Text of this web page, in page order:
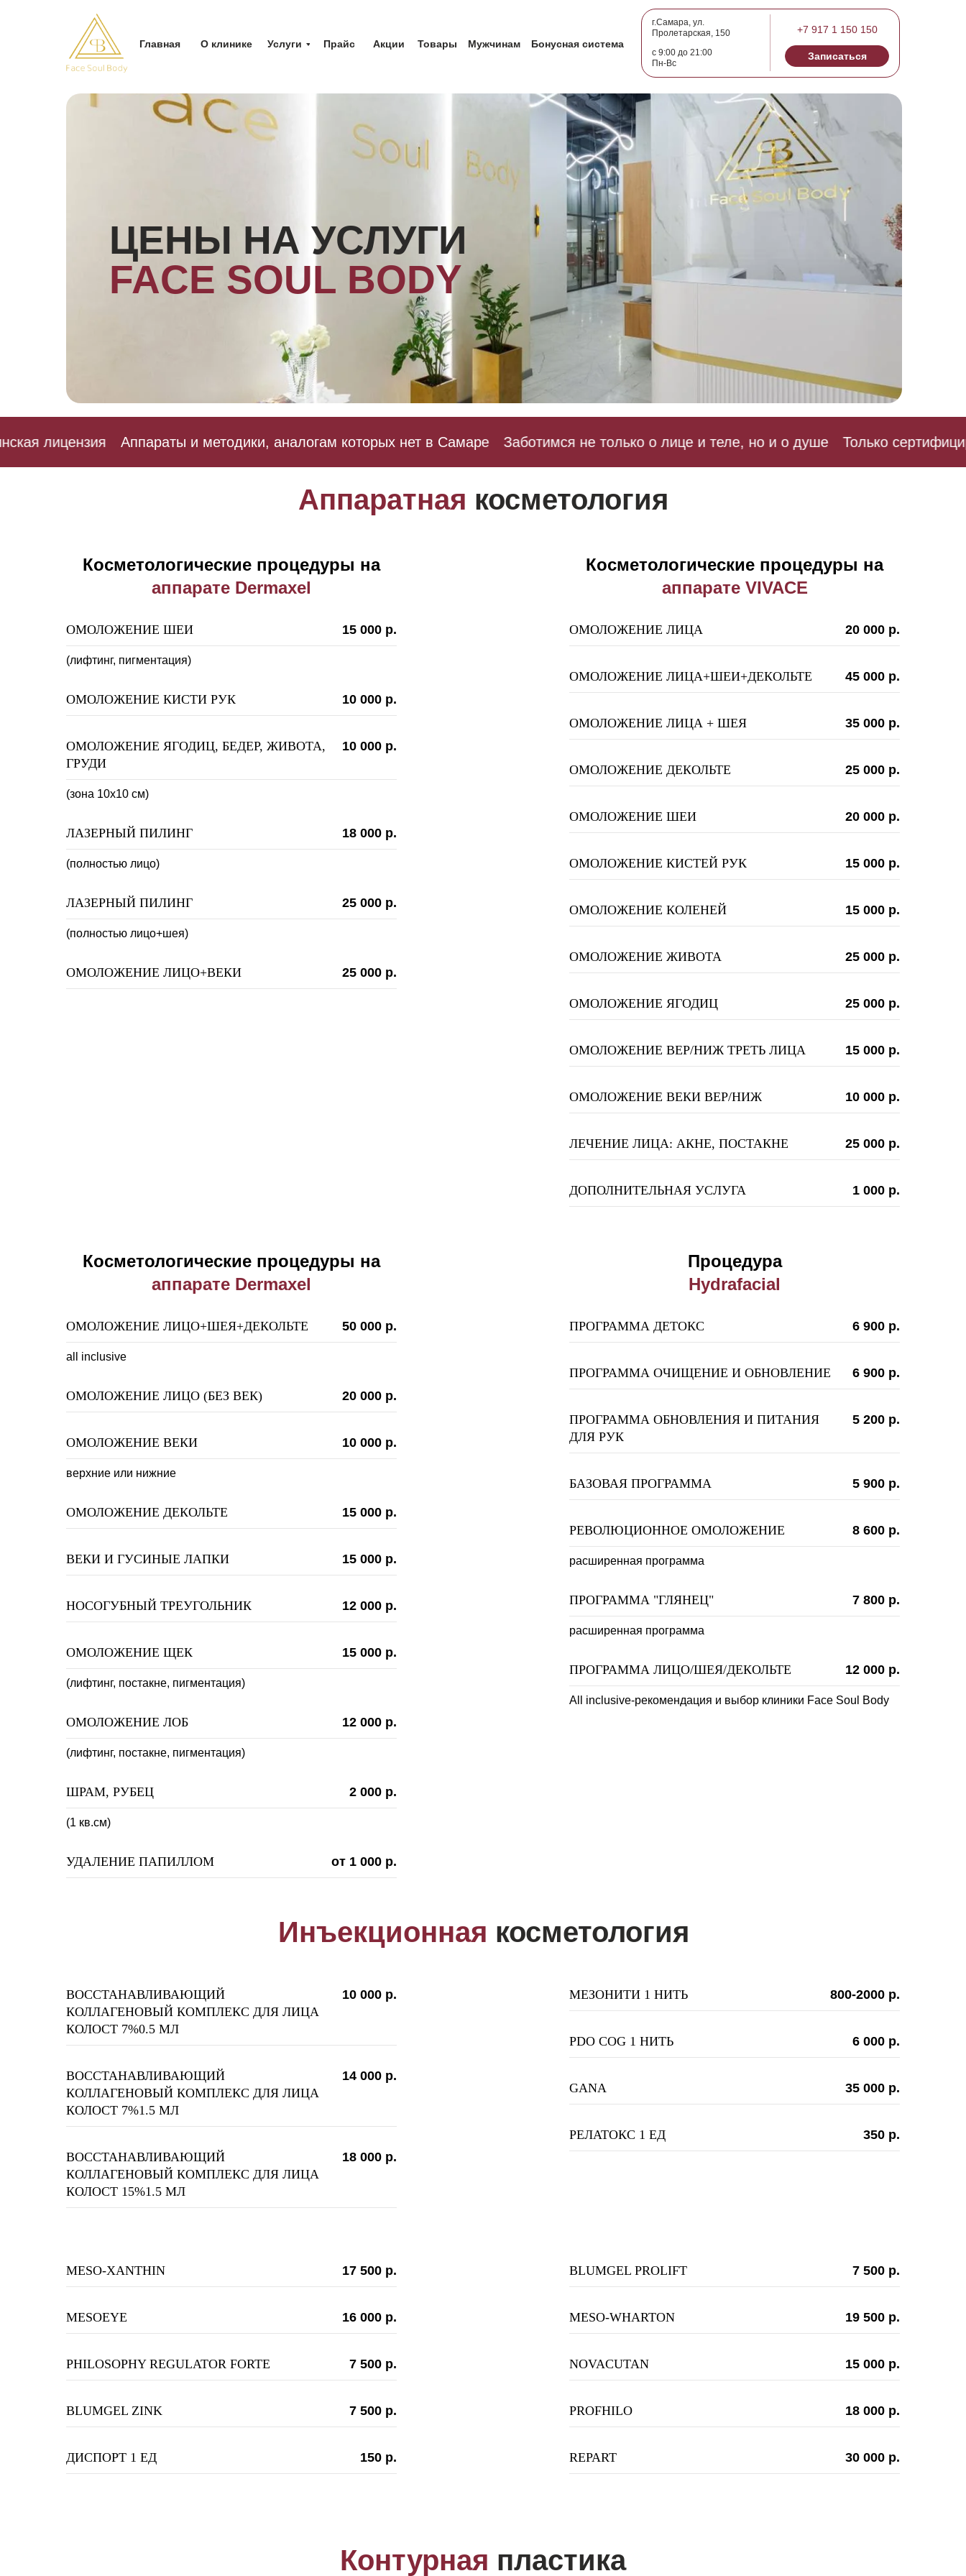
Главная О клинике Услуги Прайс Акции Товары Мужчинам Бонусная система
г.Самара, ул.
Пролетарская, 150
с 9:00 до 21:00
Пн-Вс
+7 917 1 150 150
Записаться
ЦЕНЫ НА УСЛУГИ
FAСЕ SOUL BODY
лицензия Аппараты и методики, аналогам которых нет в Самаре Заботимся не только о лице и теле, но и о душе Только
Аппаратная косметология
Косметологические процедуры на
аппарате Dermaxel
ОМОЛОЖЕНИЕ ШЕИ 15 000 р.
(лифтинг, пигментация)
ОМОЛОЖЕНИЕ КИСТИ РУК 10 000 р.
ОМОЛОЖЕНИЕ ЯГОДИЦ, БЕДЕР, ЖИВОТА,
ГРУДИ
10 000 р.
(зона 10х10 см)
ЛАЗЕРНЫЙ ПИЛИНГ 18 000 р.
(полностью лицо)
ЛАЗЕРНЫЙ ПИЛИНГ 25 000 р.
(полностью лицо+шея)
ОМОЛОЖЕНИЕ ЛИЦО+ВЕКИ 25 000 р.
Косметологические процедуры на
аппарате VIVACE
ОМОЛОЖЕНИЕ ЛИЦА 20 000 р.
ОМОЛОЖЕНИЕ ЛИЦА+ШЕИ+ДЕКОЛЬТЕ 45 000 р.
ОМОЛОЖЕНИЕ ЛИЦА + ШЕЯ 35 000 р.
ОМОЛОЖЕНИЕ ДЕКОЛЬТЕ 25 000 р.
ОМОЛОЖЕНИЕ ШЕИ 20 000 р.
ОМОЛОЖЕНИЕ КИСТЕЙ РУК 15 000 р.
ОМОЛОЖЕНИЕ КОЛЕНЕЙ 15 000 р.
ОМОЛОЖЕНИЕ ЖИВОТА 25 000 р.
ОМОЛОЖЕНИЕ ЯГОДИЦ 25 000 р.
ОМОЛОЖЕНИЕ ВЕР/НИЖ ТРЕТЬ ЛИЦА 15 000 р.
ОМОЛОЖЕНИЕ ВЕКИ ВЕР/НИЖ 10 000 р.
ЛЕЧЕНИЕ ЛИЦА: АКНЕ, ПОСТАКНЕ 25 000 р.
ДОПОЛНИТЕЛЬНАЯ УСЛУГА 1 000 р.
Косметологические процедуры на
аппарате Dermaxel
ОМОЛОЖЕНИЕ ЛИЦО+ШЕЯ+ДЕКОЛЬТЕ 50 000 р.
all inclusive
ОМОЛОЖЕНИЕ ЛИЦО (БЕЗ ВЕК) 20 000 р.
ОМОЛОЖЕНИЕ ВЕКИ 10 000 р.
верхние или нижние
ОМОЛОЖЕНИЕ ДЕКОЛЬТЕ 15 000 р.
ВЕКИ И ГУСИНЫЕ ЛАПКИ 15 000 р.
НОСОГУБНЫЙ ТРЕУГОЛЬНИК 12 000 р.
ОМОЛОЖЕНИЕ ЩЕК 15 000 р.
(лифтинг, постакне, пигментация)
ОМОЛОЖЕНИЕ ЛОБ 12 000 р.
(лифтинг, постакне, пигментация)
ШРАМ, РУБЕЦ 2 000 р.
(1 кв.см)
УДАЛЕНИЕ ПАПИЛЛОМ от 1 000 р.
Процедура
Hydrafacial
ПРОГРАММА ДЕТОКС 6 900 р.
ПРОГРАММА ОЧИЩЕНИЕ И ОБНОВЛЕНИЕ 6 900 р.
ПРОГРАММА ОБНОВЛЕНИЯ И ПИТАНИЯ
ДЛЯ РУК
5 200 р.
БАЗОВАЯ ПРОГРАММА 5 900 р.
РЕВОЛЮЦИОННОЕ ОМОЛОЖЕНИЕ 8 600 р.
расширенная программа
ПРОГРАММА "ГЛЯНЕЦ" 7 800 р.
расширенная программа
ПРОГРАММА ЛИЦО/ШЕЯ/ДЕКОЛЬТЕ 12 000 р.
All inclusive-рекомендация и выбор клиники Face Soul Body
Инъекционная косметология
ВОССТАНАВЛИВАЮЩИЙ
КОЛЛАГЕНОВЫЙ КОМПЛЕКС ДЛЯ ЛИЦА
КОЛОСТ 7%0.5 МЛ
10 000 р.
ВОССТАНАВЛИВАЮЩИЙ
КОЛЛАГЕНОВЫЙ КОМПЛЕКС ДЛЯ ЛИЦА
КОЛОСТ 7%1.5 МЛ
14 000 р.
ВОССТАНАВЛИВАЮЩИЙ
КОЛЛАГЕНОВЫЙ КОМПЛЕКС ДЛЯ ЛИЦА
КОЛОСТ 15%1.5 МЛ
18 000 р.
МЕЗОНИТИ 1 НИТЬ 800-2000 р.
PDO COG 1 НИТЬ 6 000 р.
GANA 35 000 р.
РЕЛАТОКС 1 ЕД 350 р.
MESO-XANTHIN 17 500 р.
MESOEYE 16 000 р.
PHILOSOPHY REGULATOR FORTE 7 500 р.
BLUMGEL ZINK 7 500 р.
BLUMGEL PROLIFT 7 500 р.
MESO-WHARTON 19 500 р.
NOVACUTAN 15 000 р.
PROFHILO 18 000 р.
ДИСПОРТ 1 ЕД 150 р. REPART 30 000 р.
Контурная пластика